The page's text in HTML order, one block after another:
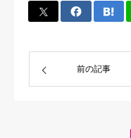
前の記事